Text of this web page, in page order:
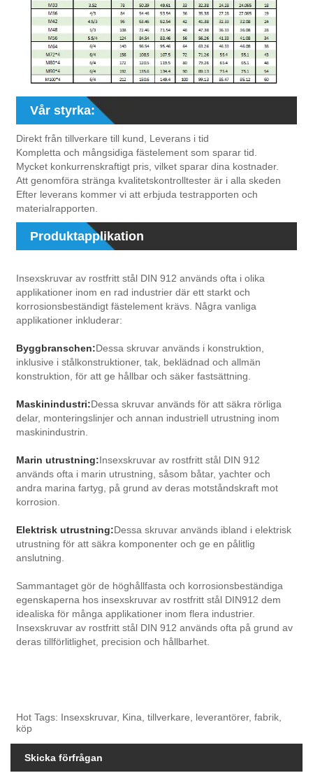
Vår styrka:
Direkt från tillverkare till kund, Leverans i tid
Kompletta och mångsidiga fästelement som sparar tid.
Mycket konkurrenskraftigt pris, vilket sparar dina kostnader.
Att genomföra stränga kvalitetskontrolltester är i alla skeden
Efter leverans kommer vi att erbjuda testrapporten och
materialrapporten.
Produktapplikation
Insexskruvar av rostfritt stål DIN 912 används ofta i olika
applikationer inom en rad industrier där ett starkt och
korrosionsbeständigt fästelement krävs. Några vanliga
applikationer inkluderar:
Byggbranschen:Dessa skruvar används i konstruktion,
inklusive i stålkonstruktioner, tak, beklädnad och allmän
konstruktion, för att ge hållbar och säker fastsättning.
Maskinindustri:Dessa skruvar används för att säkra rörliga
delar, monteringslinjer och annan industriell utrustning inom
maskinindustrin.
Marin utrustning:Insexskruvar av rostfritt stål DIN 912
används ofta i marin utrustning, såsom båtar, yachter och
andra marina fartyg, på grund av deras motståndskraft mot
korrosion.
Elektrisk utrustning:Dessa skruvar används ibland i elektrisk
utrustning för att säkra komponenter och ge en pålitlig
anslutning.
Sammantaget gör de höghållfasta och korrosionsbeständiga
egenskaperna hos insexskruvar av rostfritt stål DIN912 dem
idealiska för många applikationer inom flera industrier.
Insexskruvar av rostfritt stål DIN 912 används ofta på grund av
deras tillförlitlighet, precision och hållbarhet.
Hot Tags: Insexskruvar, Kina, tillverkare, leverantörer, fabrik,
köp
Skicka förfrågan